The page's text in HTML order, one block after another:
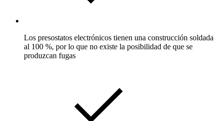
Los presostatos electrónicos tienen una construcción soldada
al 100 %, por lo que no existe la posibilidad de que se
produzcan fugas